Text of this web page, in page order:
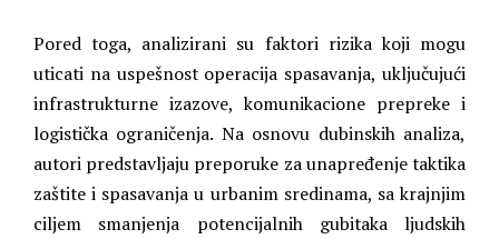
Pored toga, analizirani su faktori rizika koji mogu
uticati na uspešnost operacija spasavanja, uključujući
infrastrukturne izazove, komunikacione prepreke i
logistička ograničenja. Na osnovu dubinskih analiza,
autori predstavljaju preporuke za unapređenje taktika
zaštite i spasavanja u urbanim sredinama, sa krajnjim
ciljem smanjenja potencijalnih gubitaka ljudskih